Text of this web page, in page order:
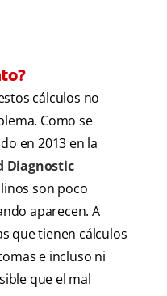
cálculos no
Como se
en 2013 en la
Diagnostic
son poco
aparecen. A
que tienen cálculos
e incluso ni
que el mal